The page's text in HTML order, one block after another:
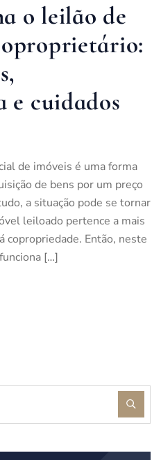
o leilão de
e cuidados
de imóveis é uma forma
de bens por um preço
a situação pode se tornar
leiloado pertence a mais
copropriedade. Então, neste
[…]